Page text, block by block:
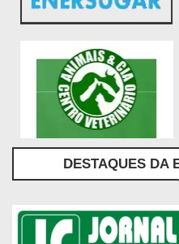
DESTAQUES DA